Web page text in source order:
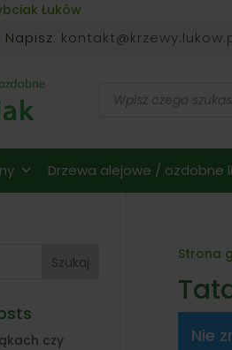
Łuków
Napisz:
produktów
Drzewa alejowe / ozdobne
Strona
Nie
Szukaj
czy